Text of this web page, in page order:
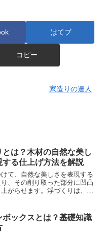
はてブ
コピー
家造りの達人
とは？木材の自然な美し
する仕上げ方法を解説
て、自然な美しさを表現する
、その削り取った部分に凹凸
がらせます。浮づくりは、木
どに、浮づくりがおすすめで
ボックスとは？基礎知識